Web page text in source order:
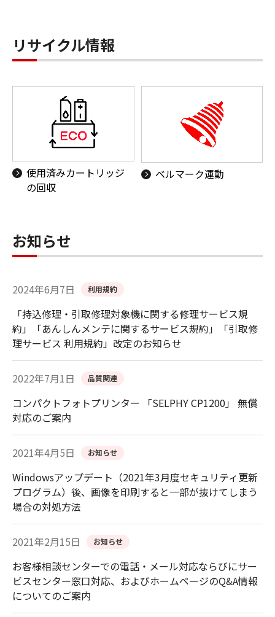
リサイクル情報
使用済みカートリッジ
の回収
ベルマーク運動
お知らせ
2024年6月7日 利用規約
「持込修理・引取修理対象機に関する修理サービス規
約」「あんしんメンテに関するサービス規約」「引取修
理サービス 利用規約」改定のお知らせ
2022年7月1日 品質関連
コンパクトフォトプリンター 「SELPHY CP1200」 無償
対応のご案内
2021年4月5日 お知らせ
Windowsアップデート（2021年3月度セキュリティ更新
プログラム）後、画像を印刷すると一部が抜けてしまう
場合の対処方法
2021年2月15日 お知らせ
お客様相談センターでの電話・メール対応ならびにサー
ビスセンター窓口対応、およびホームページのQ&A情報
についてのご案内